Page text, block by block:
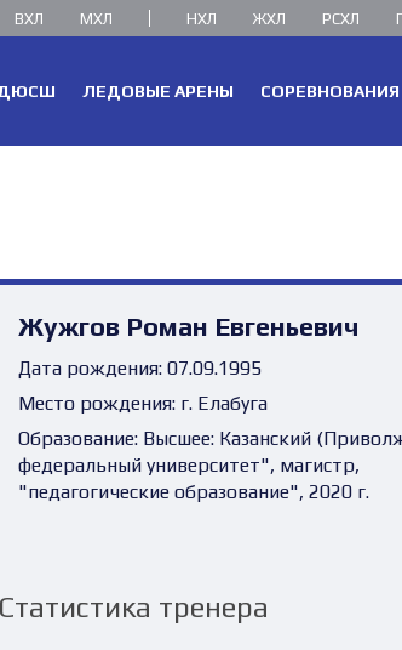
ВХЛ МХЛ НХЛ ЖХЛ РСХЛ
ЛЕДОВЫЕ АРЕНЫ СОРЕВНОВАНИЯ
Жужгов Роман Евгеньевич
Дата рождения:07.09.1995
Место рождения:г. Елабуга
Образование:Высшее: Казанский
федеральный университет", магистр,
"педагогические образование", 2020 г.
Статистика тренера